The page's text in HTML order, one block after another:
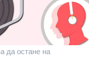
да остане на